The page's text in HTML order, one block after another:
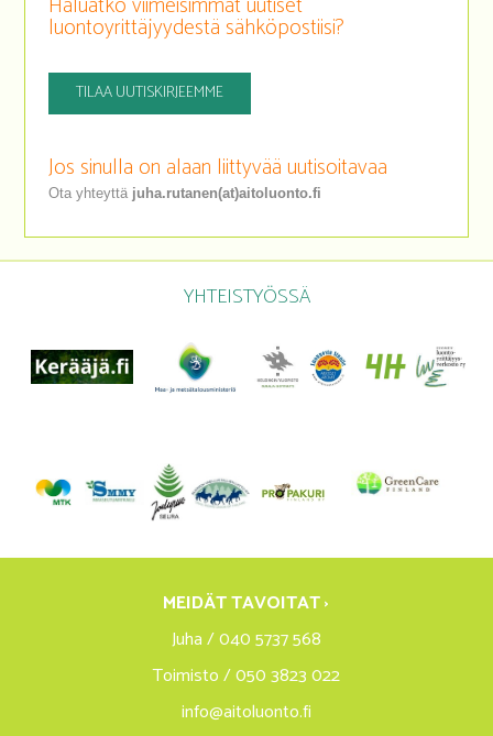
luontoyrittäjyydestä sähköpostiisi?
TILAA UUTISKIRJEEMME
Jos sinulla on alaan liittyvää uutisoitavaa
Ota yhteyttä juha.rutanen(at)aitoluonto.fi
YHTEISTYÖSSÄ
MEIDÄT TAVOITAT ›
Juha / 040 5737 568
Toimisto / 050 3823 022
info@aitoluonto.fi